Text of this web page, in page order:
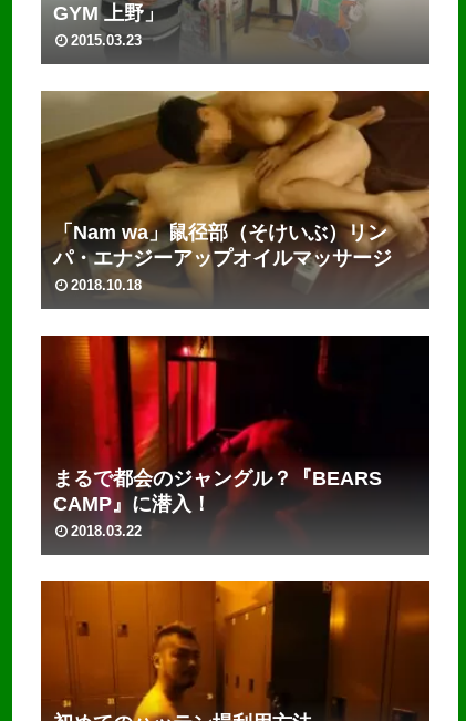
GYM 上野」
2015.03.23
「Nam wa」鼠径部（そけいぶ）リン
パ・エナジーアップオイルマッサージ
2018.10.18
まるで都会のジャングル？『BEARS
CAMP』に潜入！
2018.03.22